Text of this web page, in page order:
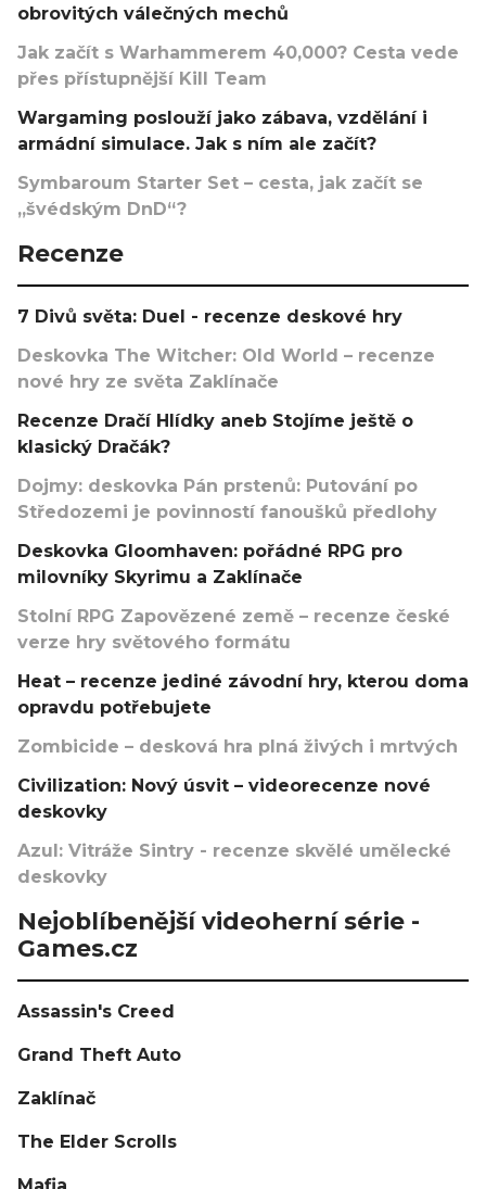
obrovitých válečných mechů
Jak začít s Warhammerem 40,000? Cesta vede
přes přístupnější Kill Team
Wargaming poslouží jako zábava, vzdělání i
armádní simulace. Jak s ním ale začít?
Symbaroum Starter Set – cesta, jak začít se
„švédským DnD“?
Recenze
7 Divů světa: Duel - recenze deskové hry
Deskovka The Witcher: Old World – recenze
nové hry ze světa Zaklínače
Recenze Dračí Hlídky aneb Stojíme ještě o
klasický Dračák?
Dojmy: deskovka Pán prstenů: Putování po
Středozemi je povinností fanoušků předlohy
Deskovka Gloomhaven: pořádné RPG pro
milovníky Skyrimu a Zaklínače
Stolní RPG Zapovězené země – recenze české
verze hry světového formátu
Heat – recenze jediné závodní hry, kterou doma
opravdu potřebujete
Zombicide – desková hra plná živých i mrtvých
Civilization: Nový úsvit – videorecenze nové
deskovky
Azul: Vitráže Sintry - recenze skvělé umělecké
deskovky
Nejoblíbenější videoherní série -
Games.cz
Assassin's Creed
Grand Theft Auto
Zaklínač
The Elder Scrolls